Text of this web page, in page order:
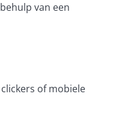
van een
of mobiele